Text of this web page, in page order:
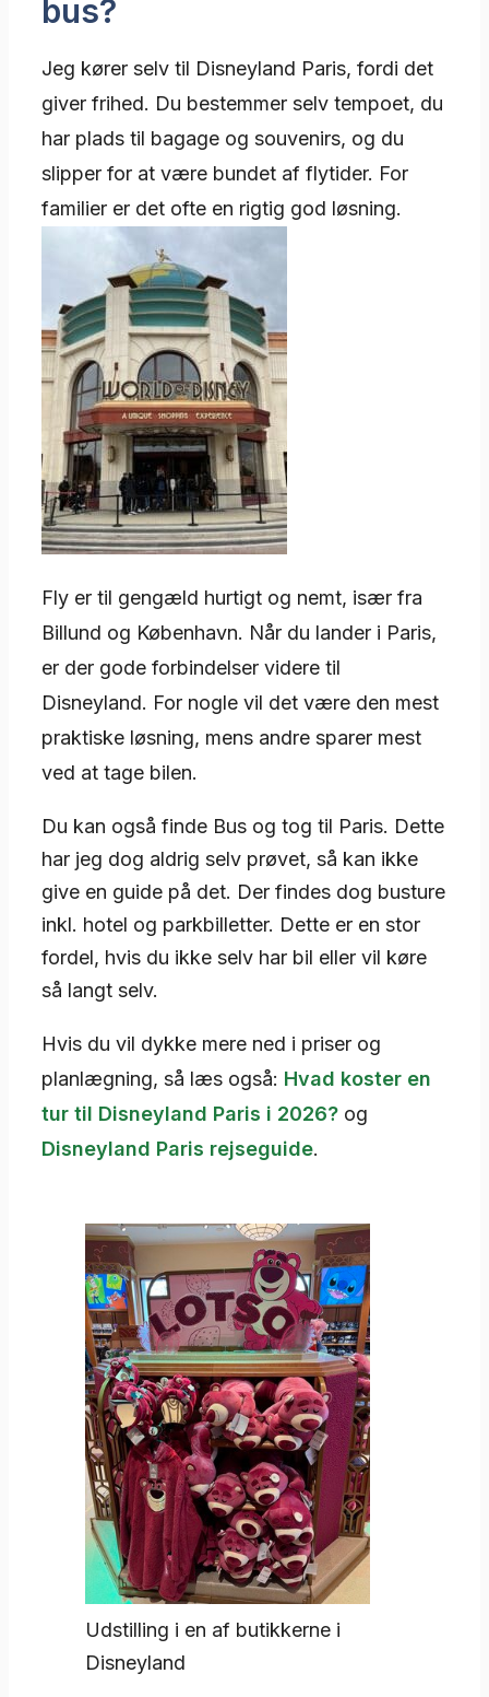
bus?
Jeg kører selv til Disneyland Paris, fordi det
giver frihed. Du bestemmer selv tempoet, du
har plads til bagage og souvenirs, og du
slipper for at være bundet af flytider. For
familier er det ofte en rigtig god løsning.
Fly er til gengæld hurtigt og nemt, især fra
Billund og København. Når du lander i Paris,
er der gode forbindelser videre til
Disneyland. For nogle vil det være den mest
praktiske løsning, mens andre sparer mest
ved at tage bilen.
Du kan også finde Bus og tog til Paris. Dette
har jeg dog aldrig selv prøvet, så kan ikke
give en guide på det. Der findes dog busture
inkl. hotel og parkbilletter. Dette er en stor
fordel, hvis du ikke selv har bil eller vil køre
så langt selv.
Hvis du vil dykke mere ned i priser og
planlægning, så læs også: Hvad koster en
tur til Disneyland Paris i 2026? og
Disneyland Paris rejseguide.
Udstilling i en af butikkerne i
Disneyland